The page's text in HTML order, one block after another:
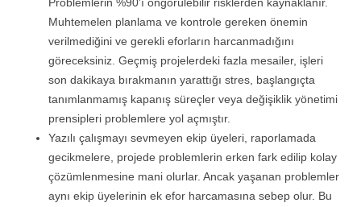
Muhtemelen planlama ve kontrole gereken önemin
verilmediğini ve gerekli eforların harcanmadığını
göreceksiniz. Geçmiş projelerdeki fazla mesailer, işleri
son dakikaya bırakmanın yarattığı stres, başlangıçta
tanımlanmamış kapanış süreçler veya değişiklik yönetimi
prensipleri problemlere yol açmıştır.
Yazılı çalışmayı sevmeyen ekip üyeleri, raporlamada
gecikmelere, projede problemlerin erken fark edilip kolay
çözümlenmesine mani olurlar. Ancak yaşanan problemler
aynı ekip üyelerinin ek efor harcamasına sebep olur. Bu